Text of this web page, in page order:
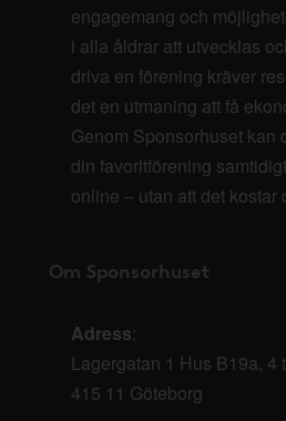
engagemang och
i alla åldrar att utvecklas
driva en förening kräver
det en utmaning att få
Genom Sponsorhuset kan
din favoritförening
online – utan att det kostar
Om Sponsorhuset
Adress:
Lagergatan 1 Hus B19a, 4
415 11 Göteborg